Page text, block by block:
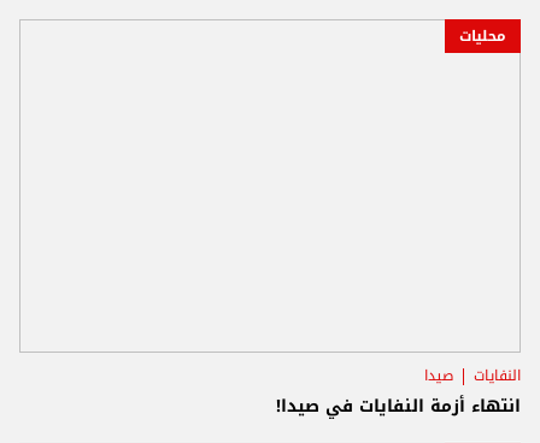
محليات
النفايات صيدا
انتهاء أزمة النفايات في صيدا!